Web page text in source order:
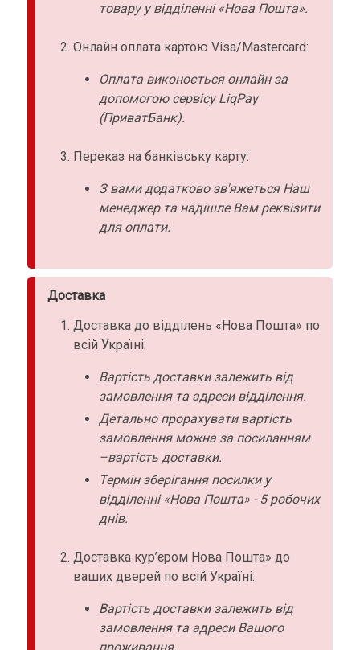
товару у відділенні «Нова Пошта».
Онлайн оплата картою Visa/Mastercard:
Оплата виконоється онлайн за
допомогою сервісу LiqPay
(ПриватБанк).
Переказ на банківську карту:
З вами додатково зв'яжеться Наш
менеджер та надішле Вам реквізити
для оплати.
Доставка
Доставка до відділень «Нова Пошта» по
всій Україні:
Вартість доставки залежить від
замовлення та адреси відділення.
Детально прорахувати вартість
замовлення можна за посиланням
–вартість доставки.
Термін зберігання посилки у
відділенні «Нова Пошта» - 5 робочих
днів.
Доставка кур’єром Нова Пошта» до
ваших дверей по всій Україні:
Вартість доставки залежить від
замовлення та адреси Вашого